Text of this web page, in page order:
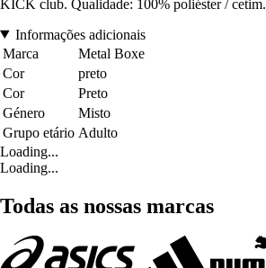
KICK club. Qualidade: 100% poliéster / cetim.
Informações adicionais
Marca
Metal Boxe
Cor
preto
Cor
Preto
Género
Misto
Grupo etário Adulto
Loading...
Loading...
Todas as nossas marcas